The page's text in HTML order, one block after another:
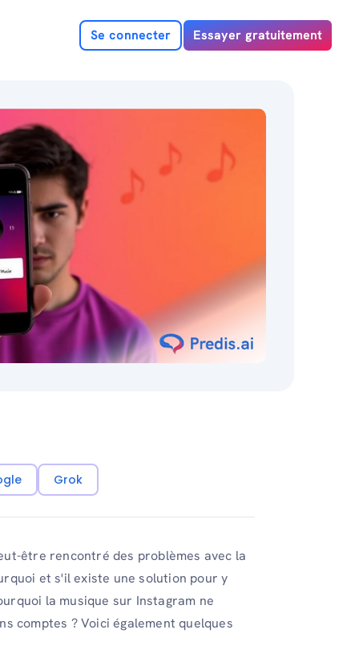
Se connecter Essayer gratuitement
Grok
être rencontré des problèmes avec la
et s'il existe une solution pour y
la musique sur Instagram ne
comptes ? Voici également quelques